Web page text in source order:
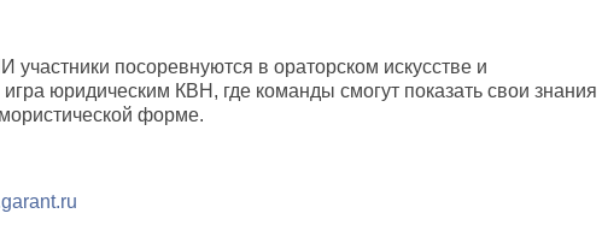
посоревнуются в ораторском искусстве и
юридическим КВН, где команды смогут показать свои знания
форме.